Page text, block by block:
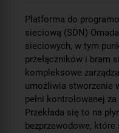
Platforma do
sieciową (SDN)
sieciowych, w tym
przełączników i bram
kompleksowe
umożliwia stworzenie
pełni kontrolowanej
Przekłada się to na
bezprzewodowe,